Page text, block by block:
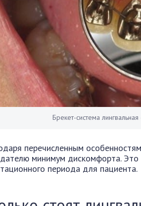
Брекет-система
перечисленным
минимум дискомфорта. Это
периода для пациента.